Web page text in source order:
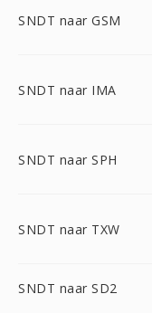
SNDT naar GSM
SNDT naar IMA
SNDT naar SPH
SNDT naar TXW
SNDT naar SD2